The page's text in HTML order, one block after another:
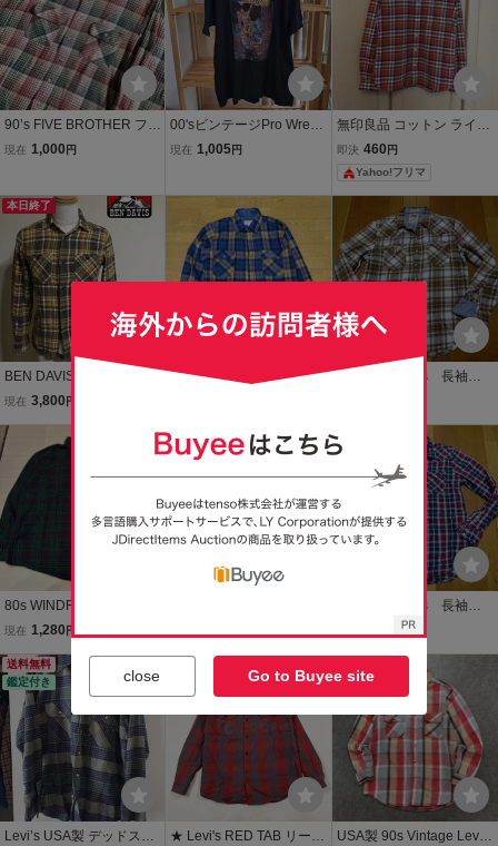
90’s FIVE BROTHER ファ
イブブラザー チェック ヘ
ル オンブレ ヴィンテージ
アメカジ
現在 1,000 円
00'sビンテージPro Wrestli
ng Crate Adventures in W
XL古着卸まとめ
現在 1,005円
無印良品 コットン ライト
ネルシャツ チェック 長袖
オレンジ ネイビー マチ付
き レギュラーカラー フラ
ンネル メンズ S 橙
即決 460 円
Yahoo!フリマ
本日終了
BEN DAVIS ベンデイビス
ネルシャツ アメカジ ワー
ェック柄 茶黄橙白
現在 3,800 円
80s Arrow ネルシャツ M
ティング アロー アメカジ
古着 ヴィンテージ o76
■お-326■Levi's 長袖チ
80s WINDRIDGE チェッ
クシャツ フリース ヴィン
長袖 ネルシャツ 古着 アメ
カジ ストリート シティー
ボーイ
現在 1,280 円
■お-244■Levi's 長袖チ
ェックシャツネルシャ
円
送料無料
鑑定付き
Levi’s USA製 デッドスト
★ Levi's RED TAB リーバ
USA製 90s Vintage Levi's
close Go to Buyee site